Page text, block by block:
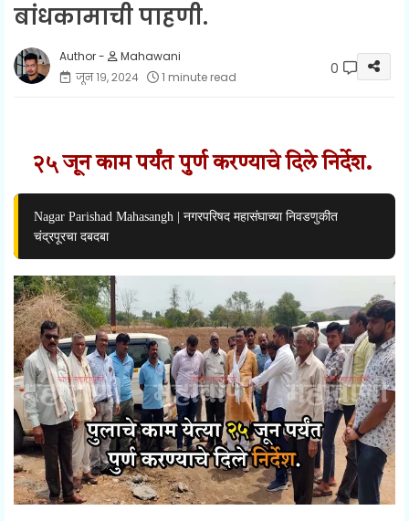
बांधकामाची पाहणी.
Mahawani
जून १९, २०२४
1 minute read 0
२५ जून काम पर्यंत पुर्ण करण्याचे दिले निर्देश.
Nagar Parishad Mahasangh | नगरपरिषद महासंघाच्या निवडणुकीत
चंद्रपूरचा दबदबा